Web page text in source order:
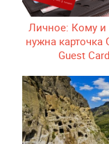
Личное: Кому и
нужна карточка
Guest Card